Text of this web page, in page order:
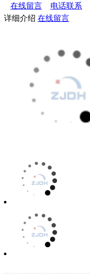
在线留言 电话联系
详细介绍 在线留言